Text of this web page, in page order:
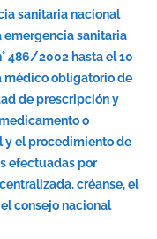
sanitaria nacional
sanitaria
486/2002 hasta el 10
médico obligatorio de
de prescripción y
o
y el procedimiento de
efectuadas por
créanse, el
consejo nacional